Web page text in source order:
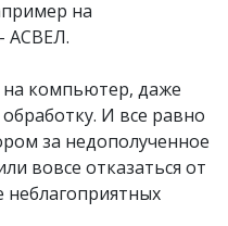
на
АСВЕЛ.
на компьютер, даже
И все равно
за недополученное
вовсе отказаться от
неблагоприятных